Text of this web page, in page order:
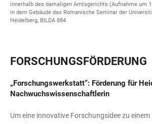
innerhalb des damaligen Amtsgerichts (Aufnahme um
in dem Gebäude das Romanische Seminar der
Heidelberg, BILDA 884
FORSCHUNGSFÖRDERUNG
„Forschungswerkstatt“: Förderung für
Nachwuchswissenschaftlerin
Um eine innovative Forschungsidee zu